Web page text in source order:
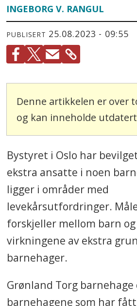
INGEBORG V. RANGUL
PUBLISERT 25.08.2023 - 09:55
Denne artikkelen er over
og kan inneholde
Bystyret i Oslo har
ekstra ansatte i noen
ligger i områder med
levekårsutfordringer.
forskjeller mellom barn
virkningene av ekstra
barnehager.
Grønland Torg barnehage
barnehagene som har